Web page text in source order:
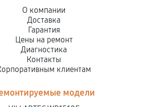
О компании
Доставка
Гарантия
Цены на ремонт
Диагностика
Контакты
клиентам
модели